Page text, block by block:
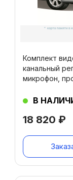
18 820 ₽
Комплект
канальный
микрофон,
В